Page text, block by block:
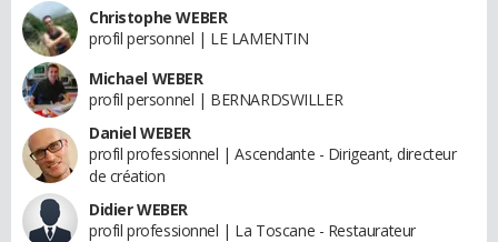
Christophe WEBER
profil personnel | LE LAMENTIN
Michael WEBER
profil personnel | BERNARDSWILLER
Daniel WEBER
profil professionnel | Ascendante - Dirigeant, directeur
de création
Didier WEBER
profil professionnel | La Toscane - Restaurateur